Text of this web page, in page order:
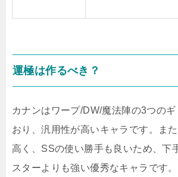
運極は作るべき？
カナンはワープ/DW/魔法陣の3つの
おり、汎用性が高いキャラです。ま
高く、SSの使い勝手も良いため、下
スターよりも強い優秀なキャラです。